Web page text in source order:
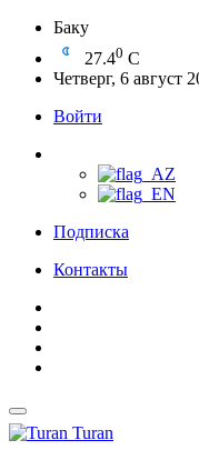
Баку
27.40 C
Четверг, 6 август
Войти
Подписка
Контакты
Turan